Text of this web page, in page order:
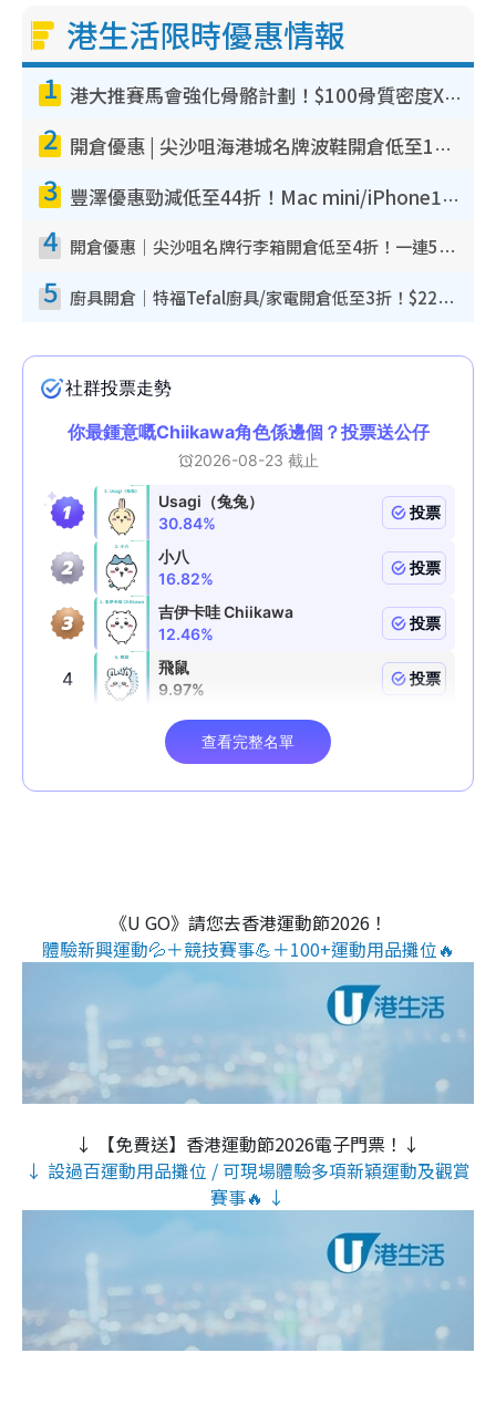
港生活限時優惠情報
1 港大推賽馬會強化骨骼計劃！$100骨質密度X光檢查 完成免費運動訓練送超市禮券！附參加資格
2 開倉優惠 | 尖沙咀海港城名牌波鞋開倉低至1折！On鞋$899起／Joy&Peace鞋履$98起
3 豐澤優惠勁減低至44折！Mac mini/iPhone17Pro大減價！廚房家電$220起
4 開倉優惠｜尖沙咀名牌行李箱開倉低至4折！一連5日 American Tourister/ace./Hallmark $200起！
5 廚具開倉｜特福Tefal廚具/家電開倉低至3折！$220起買平底鍋/炒鑊/湯煲！電飯煲/吸塵機/燙斗$418起
《U GO》請您去香港運動節2026！
體驗新興運動💦＋競技賽事💪＋100+運動用品攤位🔥
↓ 【免費送】香港運動節2026電子門票！↓
↓ 設過百運動用品攤位 / 可現場體驗多項新穎運動及觀賞
賽事🔥 ↓